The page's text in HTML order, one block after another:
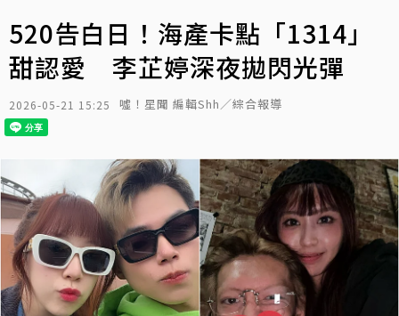
520告白日！海產卡點「1314」
甜認愛 李芷婷深夜拋閃光彈
2026-05-21 15:25 噓！星聞 編輯Shh／綜合報導